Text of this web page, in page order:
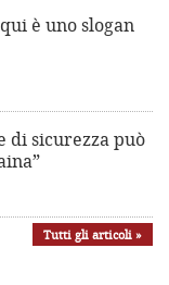
qui è uno slogan
di sicurezza può
Tutti gli articoli »